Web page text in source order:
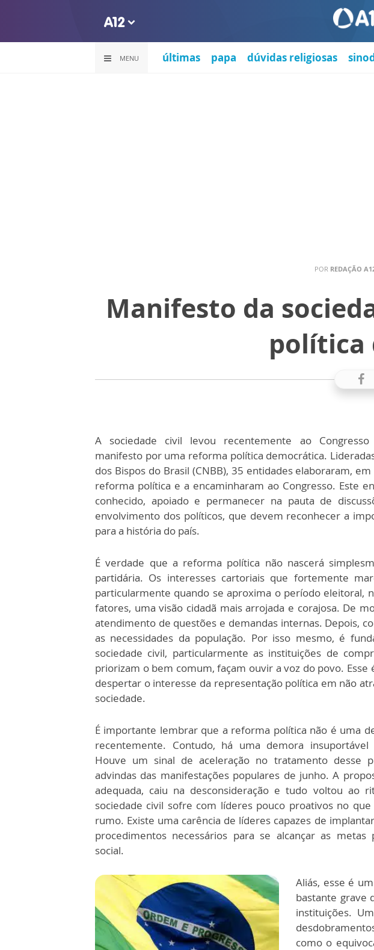
MENU últimas papa dúvidas religiosas
POR REDAÇÃO
Manifesto da
política
A sociedade civil levou recentemente ao
manifesto por uma reforma política democrática.
dos Bispos do Brasil (CNBB), 35 entidades elaboraram,
reforma política e a encaminharam ao Congresso. Este
conhecido, apoiado e permanecer na pauta de
envolvimento dos políticos, que devem reconhecer a
para a história do país.
É verdade que a reforma política não nascerá
partidária. Os interesses cartoriais que fortemente
particularmente quando se aproxima o período eleitoral,
fatores, uma visão cidadã mais arrojada e corajosa. De
atendimento de questões e demandas internas. Depois,
as necessidades da população. Por isso mesmo, é
sociedade civil, particularmente as instituições de
priorizam o bem comum, façam ouvir a voz do povo. Esse
despertar o interesse da representação política em não
sociedade.
É importante lembrar que a reforma política não é uma
recentemente. Contudo, há uma demora insuportável
Houve um sinal de aceleração no tratamento desse
advindas das manifestações populares de junho. A
adequada, caiu na desconsideração e tudo voltou ao
sociedade civil sofre com líderes pouco proativos no
rumo. Existe uma carência de líderes capazes de
procedimentos necessários para se alcançar as metas
social.
Aliás, esse é
bastante grave
instituições.
como o